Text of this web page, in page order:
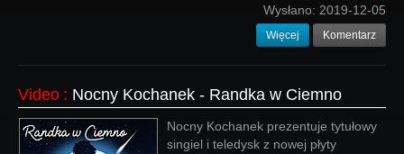
Wysłano: 2019-12-05
Więcej Komentarz
Video : Nocny Kochanek - Randka w Ciemno
Nocny Kochanek prezentuje tytułowy
singiel i teledysk z nowej płyty